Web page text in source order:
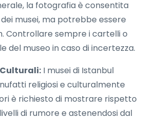
la fotografia è consentita
musei, ma potrebbe essere
Controllare sempre i cartelli o
del museo in caso di incertezza.
I musei di Istanbul
religiosi e culturalmente
è richiesto di mostrare rispetto
di rumore e astenendosi dal